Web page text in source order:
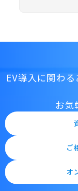
EV導入に関わ
お気
ご
オ